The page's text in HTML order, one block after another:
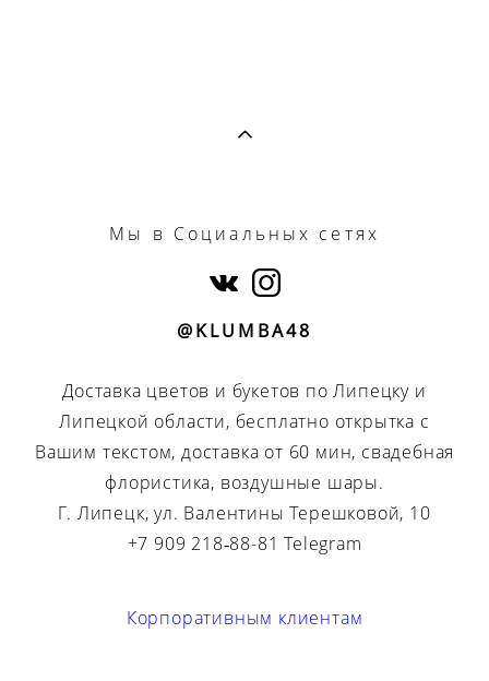
Мы в Социальных сетях
@KLUMBA48
Доставка цветов и букетов по Липецку и
Липецкой области, бесплатно открытка с
Вашим текстом, доставка от 60 мин, свадебная
флористика, воздушные шары.
Г. Липецк, ул. Валентины Терешковой, 10
+7 909 218‑88-81 Telegram
Корпоративным клиентам